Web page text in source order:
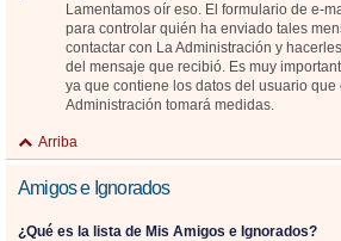
Lamentamos oír eso. El formulario de e-
para controlar quién ha enviado tales
contactar con La Administración y
del mensaje que recibió. Es muy
ya que contiene los datos del usuario
Administración tomará medidas.
Arriba
Amigos e Ignorados
¿Qué es la lista de Mis Amigos e Ignorados?